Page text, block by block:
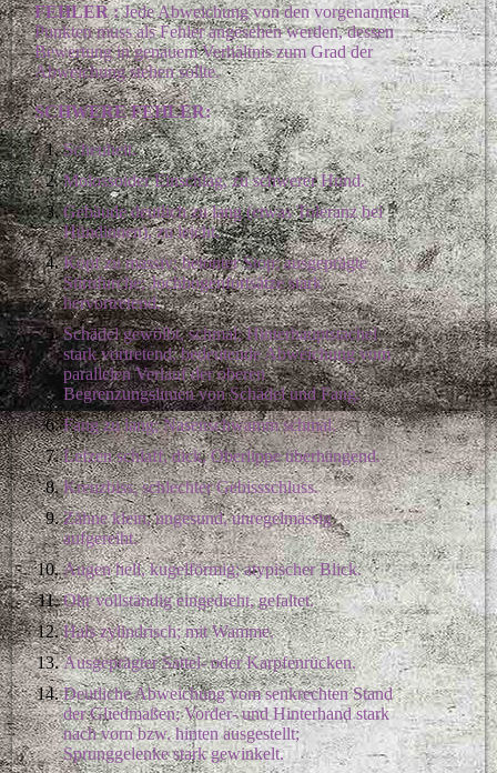
FEHLER :Jede Abweichung von den vorgenannten
Punkten muss als Fehler angesehen werden, dessen
Bewertung in genauem Verhältnis zum Grad der
Abweichung stehen sollte.
SCHWERE FEHLER:
Scheuheit.
Molossoider Einschlag, zu schwerer Hund.
Gebäude deutlich zu lang (etwas Toleranz bei
Hündinnen), zu leicht.
Kopf zu massiv; betonter Stop; ausgeprägte
Stirnfurche; Jochbogenfortsätze stark
hervortretend.
Schädel gewölbt, schmal; Hinterhauptstachel
stark vortretend; bedeutende Abweichung vom
parallelen Verlauf der oberen
Begrenzungslinien von Schädel und Fang.
Fang zu lang; Nasenschwamm schmal.
Lefzen schlaff, dick, Oberlippe überhängend.
Kreuzbiss, schlechter Gebissschluss.
Zähne klein, ungesund, unregelmässig
aufgereiht.
Augen hell, kugelförmig; atypischer Blick.
Ohr vollständig eingedreht, gefaltet.
Hals zylindrisch; mit Wamme.
Ausgeprägter Sattel- oder Karpfenrücken.
Deutliche Abweichung vom senkrechten Stand
der Gliedmaßen; Vorder- und Hinterhand stark
nach vorn bzw. hinten ausgestellt;
Sprunggelenke stark gewinkelt.